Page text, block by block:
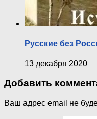
Русские без
13 декабря 2020
Добавить
Ваш адрес email не